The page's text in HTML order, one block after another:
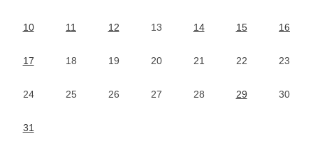
10 11 12 13 14 15 16
17 18 19 20 21 22 23
24 25 26 27 28 29 30
31